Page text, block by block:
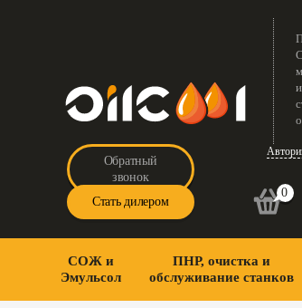
Обратный
звонок
Стать дилером
0
СОЖ и
Эмульсол
ПНР, очистка и
обслуживание станков